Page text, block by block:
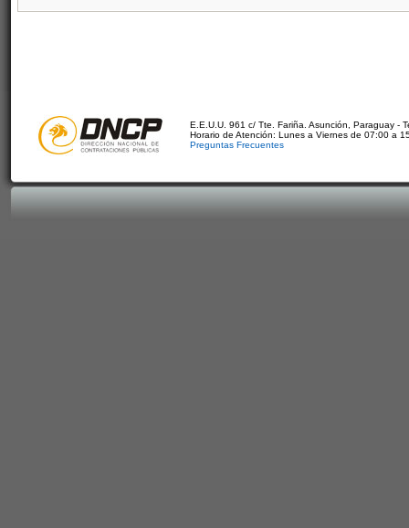
E.E.U.U. 961 c/ Tte. Fariña. Asunción, Paraguay -
Horario de Atención: Lunes a Viernes de 07:00 a
Preguntas Frecuentes